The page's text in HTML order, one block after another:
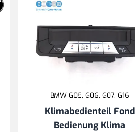
BMW G05, G06, G07, G16
Klimabedienteil Fond
Bedienung Klima